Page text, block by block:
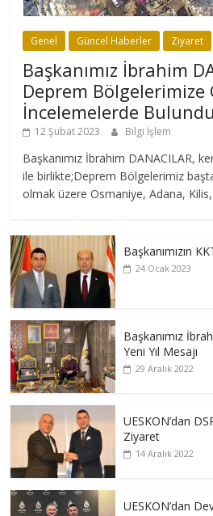
Genel Güncel Haberler Ziyaret
Başkanımız İbrahim
Deprem Bölgelerimize
İncelemelerde
12 Şubat 2023 Bilgi İşlem
Başkanımız İbrahim DANACILAR,
ile birlikte;Deprem Bölgelerimiz
olmak üzere Osmaniye, Adana,
Başkanımızın
24 Ocak 2023
Başkanımız
Yeni Yıl Mesajı
29 Aralık 2022
UESKON’dan
Ziyaret
14 Aralık 2022
UESKON’dan